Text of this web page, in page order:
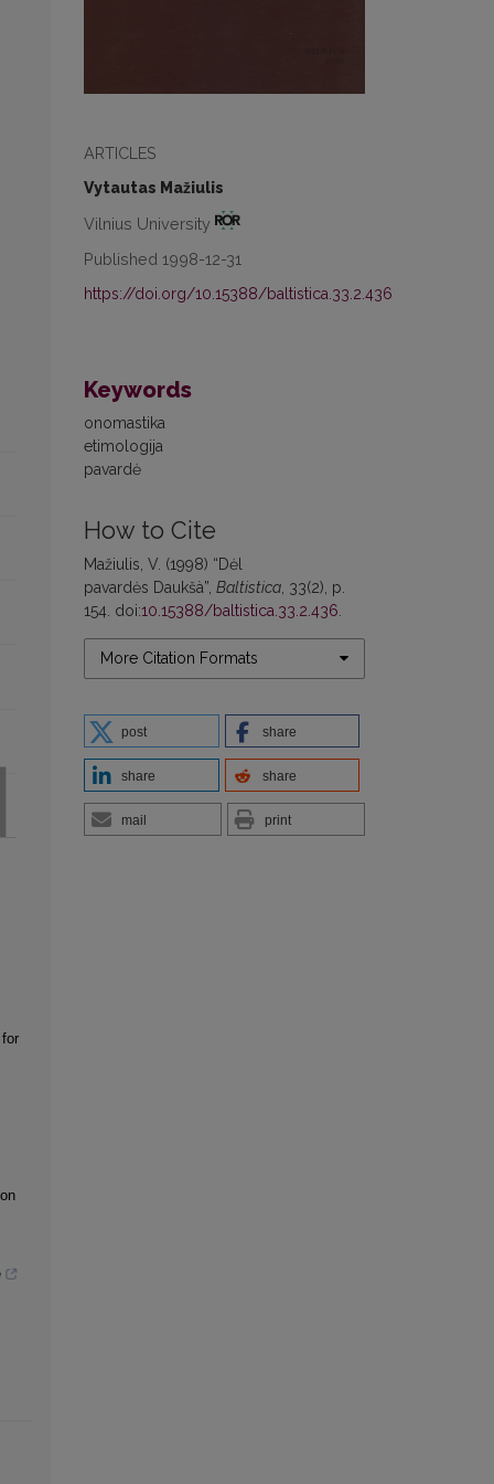
ARTICLES
Vytautas Mažiulis
Vilnius University
Published 1998-12-31
https://doi.org/10.15388/baltistica.33.2.436
Keywords
onomastika
etimologija
pavardė
How to Cite
Mažiulis, V. (1998) “Dėl
pavardės Daukšà”, Baltistica , 33(2), p.
154. doi:10.15388/baltistica.33.2.436
More Citation Formats
post share
share share
mail print